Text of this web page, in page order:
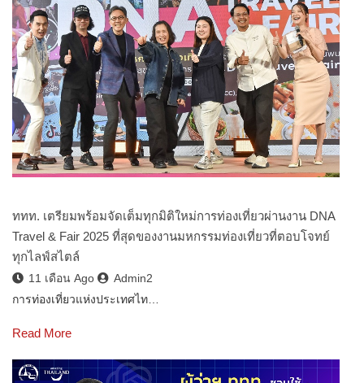
ททท. เตรียมพร้อมจัดเต็มทุกมิติใหม่การท่องเที่ยวผ่านงาน DNA
Travel & Fair 2025 ที่สุดของงานมหกรรมท่องเที่ยวที่ตอบโจทย์
ทุกไลฟ์สไตล์
11 เดือน Ago
Admin2
การท่องเที่ยวแห่งประเทศไท…
Read More